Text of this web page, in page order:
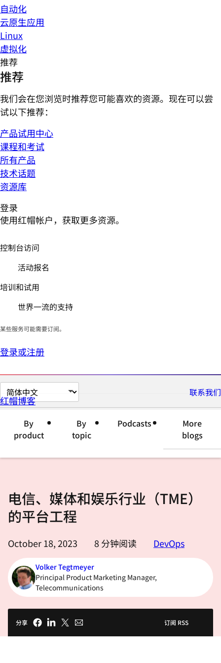
自动化
云原生应用
Linux
虚拟化
推荐
推荐
我们会在您浏览时推荐您可能喜欢的资源。现在可以尝
试以下推荐：
产品试用中心
课程和考试
所有产品
技术话题
资源库
登录
使用红帽帐户，获取更多资源。
控制台访问
活动报名
培训和试用
世界一流的支持
某些服务可能需要订阅。
登录或注册
切
换
言
联系我们
红帽博客
By
product
By
topic
Podcasts
More
blogs
电信、媒体和娱乐行业（TME）
的平台工程
October 18, 2023 8分钟阅读 DevOps
Volker Tegtmeyer
Principal Product Marketing Manager,
Telecommunications
分享 订阅 RSS